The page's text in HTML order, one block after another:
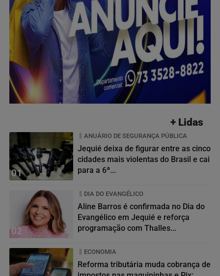
+ Lidas
01
ANUÁRIO DE SEGURANÇA PÚBLICA
Jequié deixa de figurar entre as cinco
cidades mais violentas do Brasil e cai
para a 6ª...
02
DIA DO EVANGÉLICO
Aline Barros é confirmada no Dia do
Evangélico em Jequié e reforça
programação com Thalles...
ECONOMIA
Reforma tributária muda cobrança de